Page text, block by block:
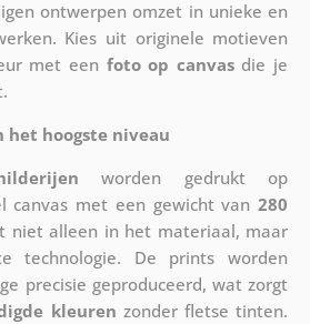
ontwerpen omzet in unieke en
Kies uit originele motieven
met een foto op canvasdie je
hoogste niveau
worden gedrukt op
canvas met een gewicht van280
niet alleen in het materiaal, maar
technologie. De prints worden
precisie geproduceerd, wat zorgt
kleuren zonder fletse tinten.